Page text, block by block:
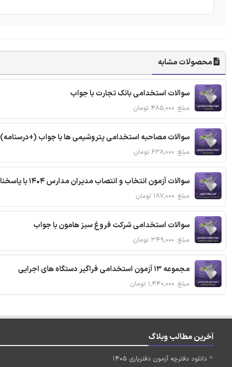
محصولات مشابه
سوالات استخدامی بانک تجارت با جواب
مبلغ: ۴۸۵,۰۰۰ تومان
سوالات مصاحبه استخدامی پتروشیمی ها با جواب (+درسنامه)
مبلغ: ۶۳۸,۰۰۰ تومان
سوالات آزمون انتخاب و انتصاب مدیران مدارس 1404 با پاسخنامه تشریحی
مبلغ: ۱۸۷,۰۰۰ تومان
سوالات استخدامی شرکت فروغ سبز هامون با جواب
مبلغ: ۳۴۹,۰۰۰ تومان
مجموعه 13 آزمون استخدامی فراگیر دستگاه های اجرایی
مبلغ: ۱,۴۴۰,۰۰۰ تومان
آخرین مطالب وبلاگ
دانلود دفترچه آزمون دفتریاری 1405